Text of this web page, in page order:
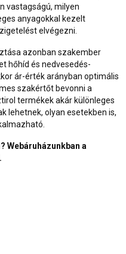
vastagságú, milyen
anyagokkal kezelt
elvégezni.
azonban szakember
hőhíd és nedvesedés-
ár-érték arányban optimális
szakértőt bevonni a
termékek akár különleges
lehetnek, olyan esetekben is,
Webáruházunkban a